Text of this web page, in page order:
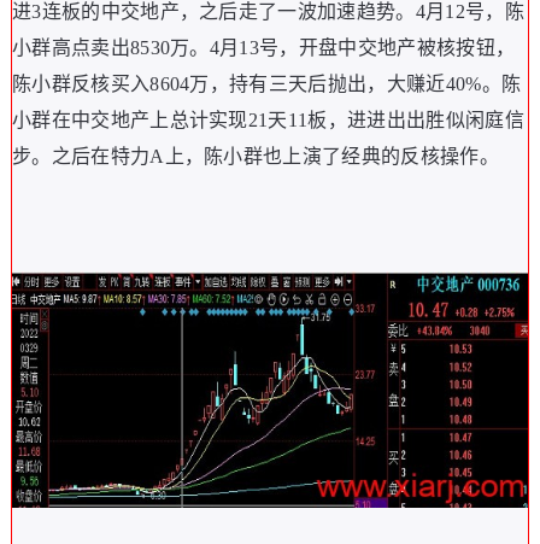
进3连板的中交地产，之后走了一波加速趋势。4月12号，陈
小群高点卖出8530万。4月13号，开盘中交地产被核按钮，
陈小群反核买入8604万，持有三天后抛出，大赚近40%。陈
小群在中交地产上总计实现21天11板，进进出出胜似闲庭信
步。之后在特力A上，陈小群也上演了经典的反核操作。